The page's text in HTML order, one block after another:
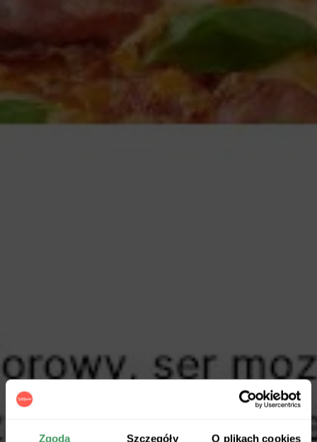
Zgoda Szczegóły O plikach cookies